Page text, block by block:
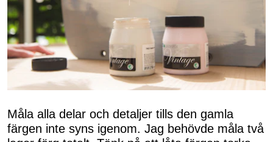
Måla alla delar och detaljer tills den gamla
färgen inte syns igenom. Jag behövde måla två